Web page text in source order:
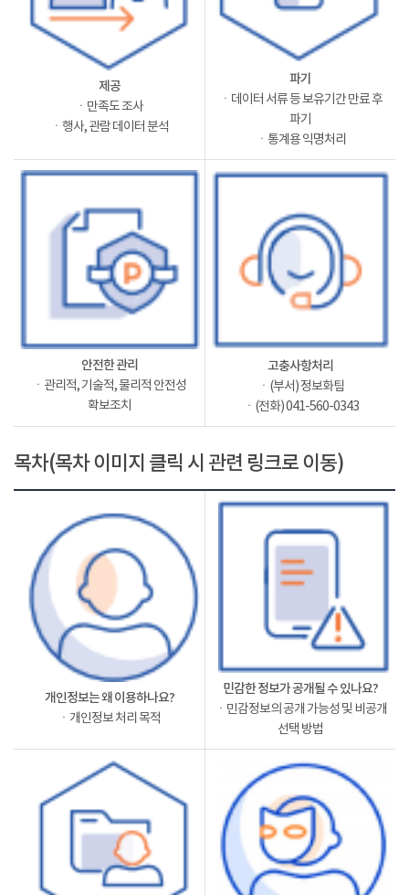
제공
ㆍ만족도 조사
ㆍ행사, 관람 데이터 분석
파기
ㆍ데이터 서류 등 보유기간 만료 후
파기
ㆍ통계용 익명처리
안전한 관리
ㆍ관리적, 기술적, 물리적 안전성
확보조치
고충사항처리
ㆍ(부서) 정보화팀
ㆍ(전화) 041-560-0343
목차(목차 이미지 클릭 시 관련 링크로 이동)
개인정보는 왜 이용하나요?
ㆍ개인정보 처리 목적
민감한 정보가 공개될 수 있나요?
ㆍ민감정보의 공개 가능성 및 비공개
선택 방법